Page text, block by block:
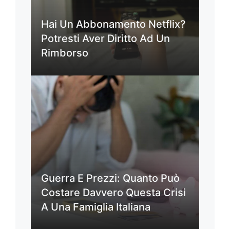
Hai Un Abbonamento Netflix?
Potresti Aver Diritto Ad Un
Rimborso
Guerra E Prezzi: Quanto Può
Costare Davvero Questa Crisi
A Una Famiglia Italiana